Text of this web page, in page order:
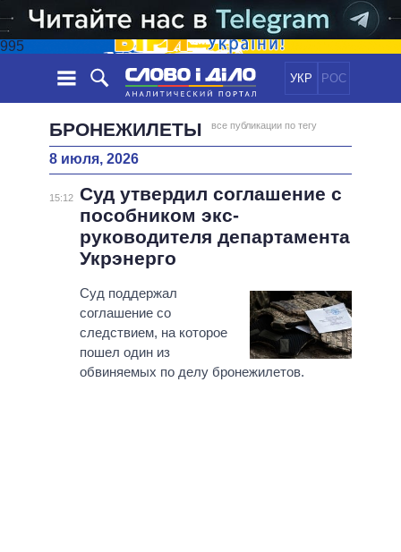
995
УКР РОС
НОВОСТИ
ЛЕНТА
СОБЫТИЯ
СТАТЬИ
МНЕНИЯ
ОБЗОРЫ
ДАЙДЖЕСТЫ
ЭКОНОМИКА
ОБЩЕСТВО
МИР
ПОЛИТИКИ
ВСЕ ПОЛИТИКИ
ПРЕЗИДЕНТ И ОФИС
ВЕРХОВНАЯ РАДА
ГЛАВЫ ОБЛАДМИНИСТРАЦИЙ
МЭРЫ
ИНФОГРАФИКА
ПОДДЕРЖАТЬ
СРАВНЕНИЕ ПОЛИТИКОВ
БРОНЕЖИЛЕТЫ все публикации по тегу
8 июля, 2026
15:12 Суд утвердил соглашение с
пособником экс-
руководителя департамента
Укрэнерго
Суд поддержал
соглашение со
следствием, на которое
пошел один из
обвиняемых по делу бронежилетов.